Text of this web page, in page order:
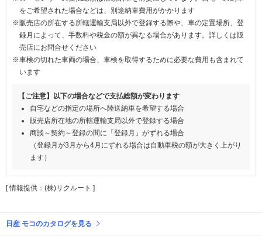
をご希望された場合などは、別途納車費用がかかります
※販売店の所在する所轄運輸支局以外で登録する際や、車の定置場所、登
録月によって、手数料や税金の額が異なる場合があります。詳しくは販
売店にお問合せください
※車検の切れた車両の場合、車検を取得するために必要な費用も含まれて
います
【ご注意】以下の場合などで支払総額が変わります
自宅などの指定の場所へ陸送納車を希望する場合
販売店所在地の所轄運輸支局以外で登録する場合
商談～契約～登録の間に「登録月」がずれる場合
（登録月が3月から4月にずれる場合は自動車税の額が大きく上がり
ます）
[ 情報提供：(株)リクルート ]
日産 モコのカタログを見る